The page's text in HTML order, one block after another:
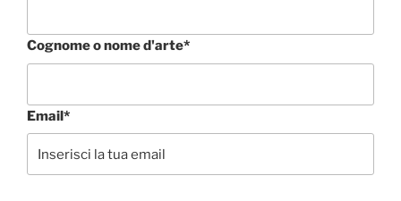
Cognome o nome d'arte*
Email*